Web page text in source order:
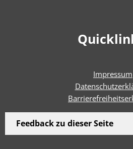
Impressum
Feedback zu dieser Seite